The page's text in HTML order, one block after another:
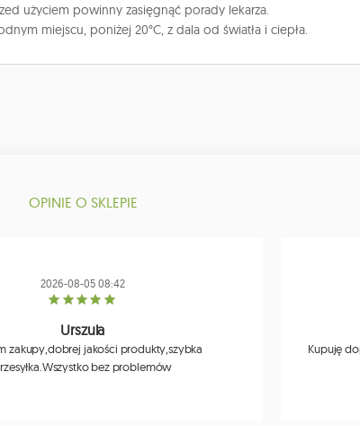
użyciem powinny zasięgnąć porady lekarza.
miejscu, poniżej 20°C, z dala od światła i ciepła.
OPINIE O SKLEPIE
2026-08-05 08:42
Urszula
zakupy,dobrej jakości produkty,szybka
bez problemów
Kupuję